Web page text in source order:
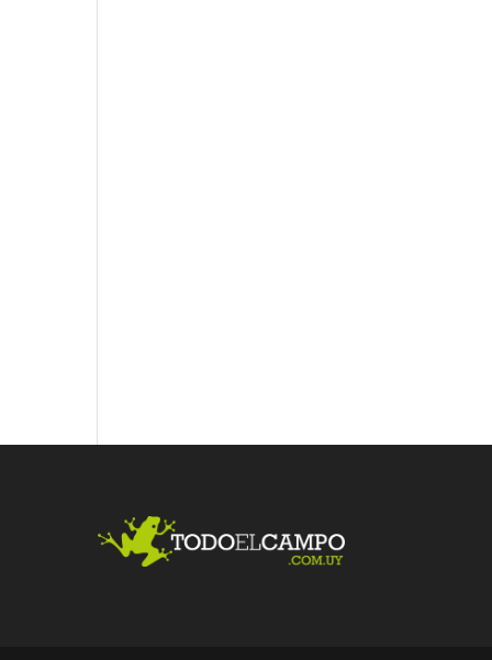
Fac
ebo
Twit
ter